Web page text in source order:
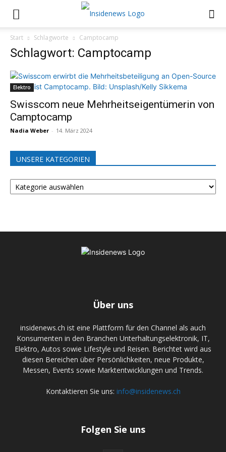
Start Schlagworte Camptocamp
Schlagwort: Camptocamp
Elektro
Swisscom neue Mehrheitseigentümerin von
Camptocamp
Nadia Weber - 14. März 2024
UNSERE KATEGORIEN
UNSERE
KATEGORIEN
Über uns
insidenews.ch ist eine Plattform für den Channel als auch
Konsumenten in den Branchen Unterhaltungselektronik, IT,
Elektro, Autos sowie Lifestyle und Reisen. Berichtet wird aus
diesen Bereichen über Persönlichkeiten, neue Produkte,
Messen, Events sowie Marktentwicklungen und Trends.
Kontaktieren Sie uns: info@insidenews.ch
Folgen Sie uns